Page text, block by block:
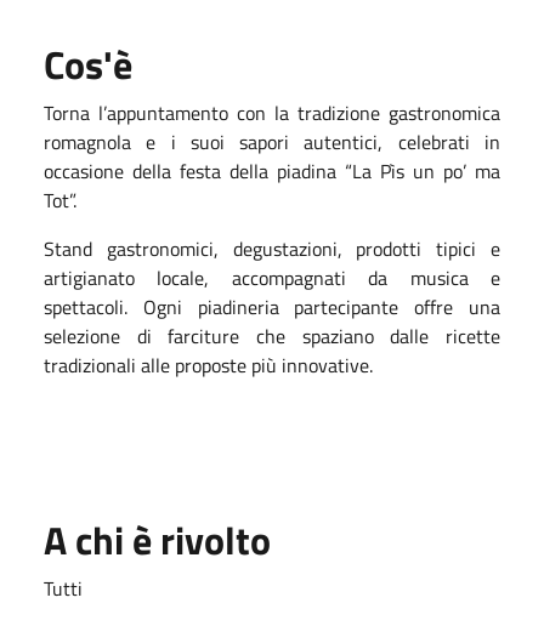
Cos'è
Torna l’appuntamento con la tradizione gastronomica
romagnola e i suoi sapori autentici, celebrati in
occasione della festa della piadina “La Pìs un po’ ma
Tot”.
Stand gastronomici, degustazioni, prodotti tipici e
artigianato locale, accompagnati da musica e
spettacoli. Ogni piadineria partecipante offre una
selezione di farciture che spaziano dalle ricette
tradizionali alle proposte più innovative.
A chi è rivolto
Tutti